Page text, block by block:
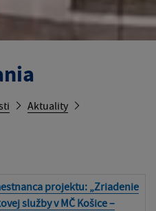
Aktuality
projektu: „Zriadenie
služby v MČ Košice –